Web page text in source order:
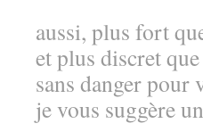
aussi, plus fort
et plus discret
sans danger pour
je vous suggère